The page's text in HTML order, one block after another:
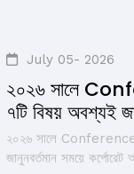
July 05- 2026
২০২৬ সালে
৭টি বিষয় অবশ্যই
২০২৬ সালে
জানুনবর্তমান সময়ে